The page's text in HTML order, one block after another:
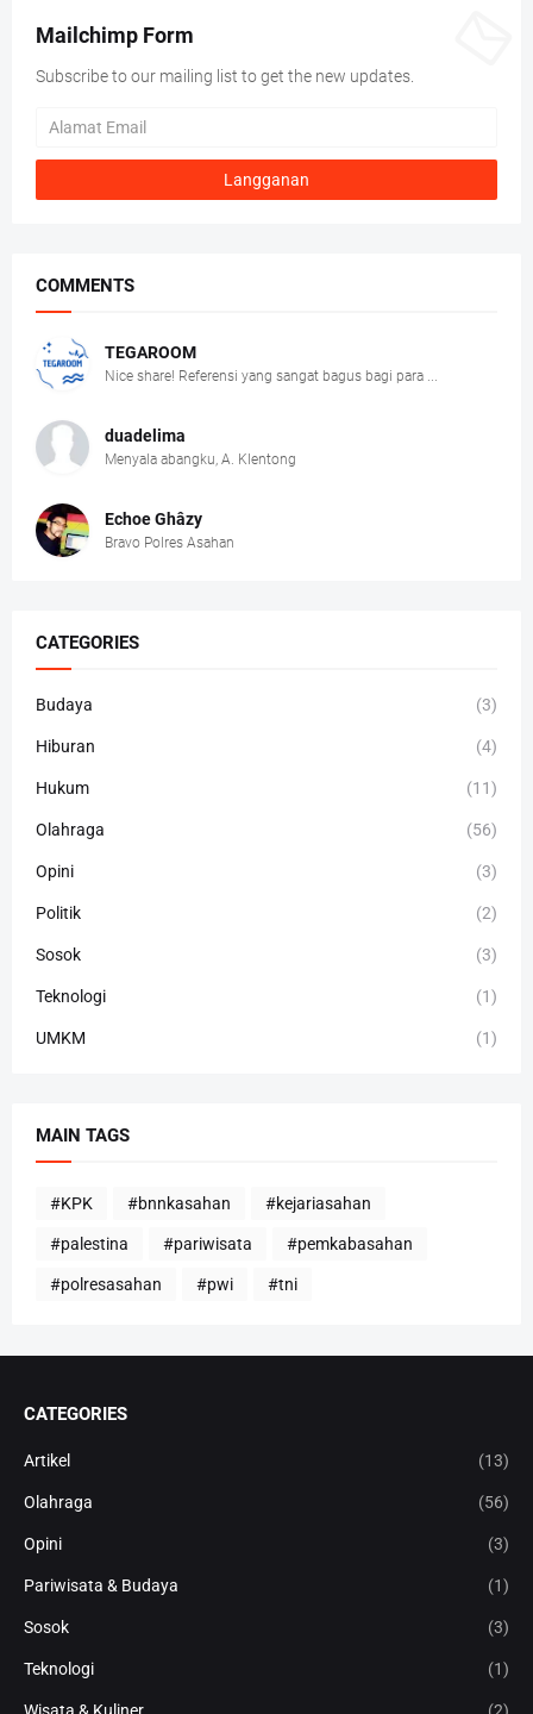
Mailchimp Form
Subscribe to our mailing list to get the new updates.
COMMENTS
TEGAROOM
Nice share! Referensi yang sangat bagus bagi para ...
duadelima
Menyala abangku, A. Klentong
Echoe Ghâzy
Bravo Polres Asahan
CATEGORIES
Budaya (3)
Hiburan (4)
Hukum (11)
Olahraga (56)
Opini (3)
Politik (2)
Sosok (3)
Teknologi (1)
UMKM (1)
MAIN TAGS
#KPK #bnnkasahan #kejariasahan
#palestina #pariwisata #pemkabasahan
#polresasahan #pwi #tni
CATEGORIES
Artikel (13)
Olahraga (56)
Opini (3)
Pariwisata & Budaya (1)
Sosok (3)
Teknologi (1)